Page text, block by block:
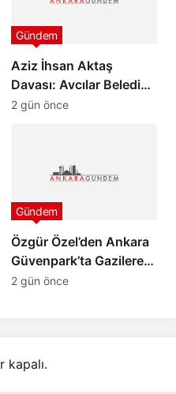
Aziz İhsan Aktaş
Davası: Avcılar Belediye
Başkanı Utku Caner
Gündem
2 gün önce
Özgür Özel’den Ankara
Güvenpark’ta Gazilere
Ziyaret ve “Çerçeve
Gündem
2 gün önce
kapalı.